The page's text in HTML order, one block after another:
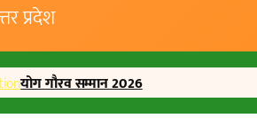
प्रदेश
योग गौरव सम्मान 2026